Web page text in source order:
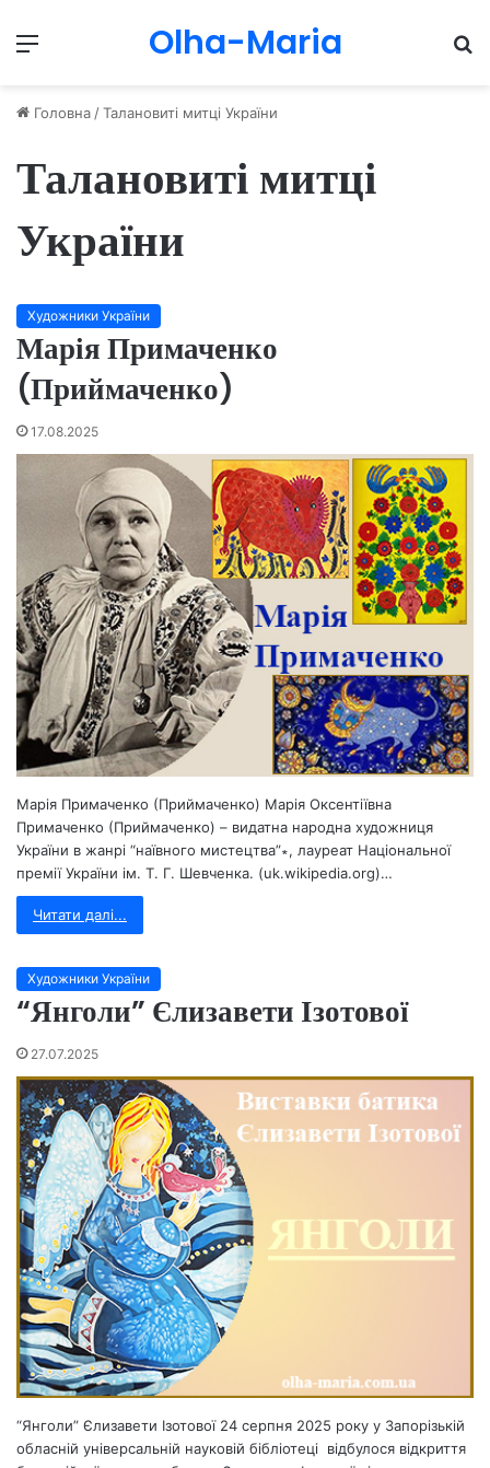
Menu Olha-Maria
Головна /Талановиті митці України
Талановиті митці
України
Художники України
Марія Примаченко
(Приймаченко)
17.08.2025
Марія Примаченко (Приймаченко) Марія Оксентіївна
Примаченко (Приймаченко) – видатна народна художниця
України в жанрі “наївного мистецтва”∗, лауреат Національної
премії України ім. Т. Г. Шевченка. (uk.wikipedia.org)…
Читати далі...
Художники України
“Янголи” Єлизавети Ізотової
27.07.2025
“Янголи” Єлизавети Ізотової 24 серпня 2025 року у Запорізькій
обласній універсальній науковій бібліотеці відбулося відкриття